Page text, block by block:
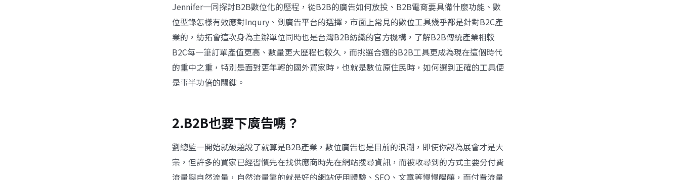
Jennifer一同探討B2B數位化的歷程，從B2B的廣告如何放投、B2B電商要具備什麼功能、數
位型錄怎樣有效應對Inqury、到廣告平台的選擇，市面上常見的數位工具幾乎都是針對B2C產
業的， 紡拓會這次身為主辦單位同時也是台灣B2B紡織的官方機構，了解B2B傳統產業相較
B2C每一筆訂單產值更高、數量更大歷程也較久，而挑選合適的B2B工具更成為現在這個時代
的重中之重，特別是面對更年輕的國外買家時，也就是數位原住民時，如何選到正確的工具便
是事半功倍的關鍵。
2.B2B也要下廣告嗎？
劉總監一開始就破題說了就算是B2B產業，數位廣告也是目前的浪潮，即使你認為展會才是大
宗，但許多的買家已經習慣先在找供應商時先在網站搜尋資訊，而被收尋到的方式主要分付費
流量與自然流量，自然流量靠的就是好的網站使用體驗、SEO、文章等慢慢醞釀，而付費流量